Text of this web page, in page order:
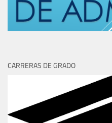
CARRERAS DE GRADO